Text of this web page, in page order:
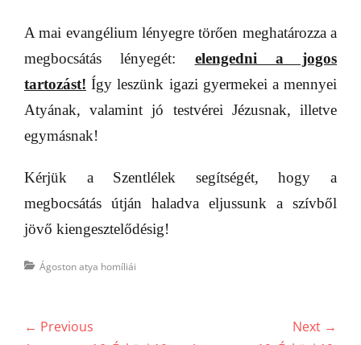
A mai evangélium lényegre törően meghatározza a
megbocsátás lényegét: elengedni a jogos
tartozást! Így leszünk igazi gyermekei a mennyei
Atyának, valamint jó testvérei Jézusnak, illetve
egymásnak!
Kérjük a Szentlélek segítségét, hogy a
megbocsátás útján haladva eljussunk a szívből
jövő kiengesztelődésig!
Categories
Ágoston atya homíliái
Bejegyzés
← Previous
Next →